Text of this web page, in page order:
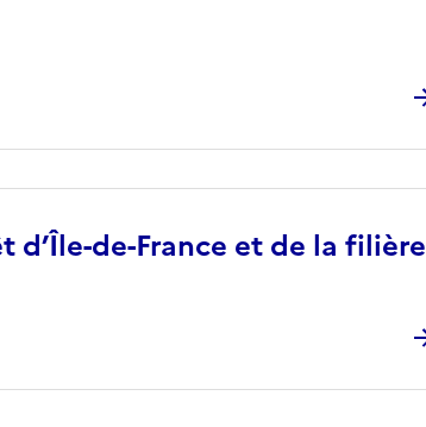
d’Île-de-France et de la filière